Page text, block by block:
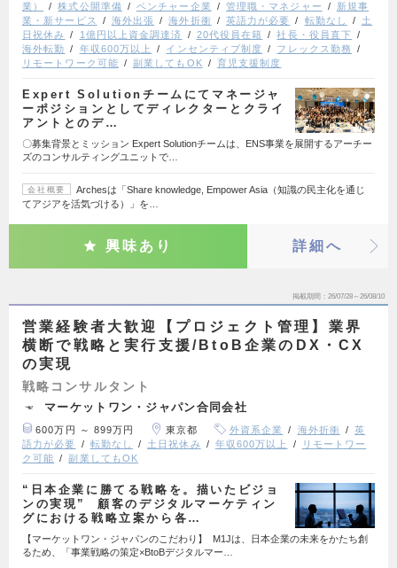
業）
株式公開準備 ベンチャー企業 管理職・マネジャー
新規事
業・新サービス
海外出張 海外折衝 英語力が必要 転勤なし
土
日祝休み
1億円以上資金調達済 20代役員在籍
社長・役員直下
海外転勤
年収600万以上 インセンティブ制度
フレックス勤務
リモートワーク可能
副業してもOK 育児支援制度
Expert Solutionチームにてマネージャ
ーポジションとしてディレクターとクライ
アントとのデ…
〇募集背景とミッション Expert Solutionチームは、ENS事業を展開するアーチー
ズのコンサルティングユニットで…
会社概要
Archesは「Share knowledge, Empower Asia（知識の民主化を通じ
てアジアを活気づける）」を…
興味あり 詳細へ
掲載期間 26/07/28～26/08/10
営業経験者大歓迎【プロジェクト管理】業界
横断で戦略と実行支援/BtoB企業のDX・CX
の実現
戦略コンサルタント
マーケットワン・ジャパン合同会社
600万円 ～ 899万円 東京都 外資系企業 海外折衝
英
語力が必要
転勤なし 土日祝休み 年収600万以上
リモートワー
ク可能
副業してもOK
“日本企業に勝てる戦略を。描いたビジョ
ンの実現” 顧客のデジタルマーケティン
グにおける戦略立案から各…
【マーケットワン・ジャパンのこだわり】 M1Jは、日本企業の未来をかたち創
るため、「事業戦略の策定×BtoBデジタルマー…